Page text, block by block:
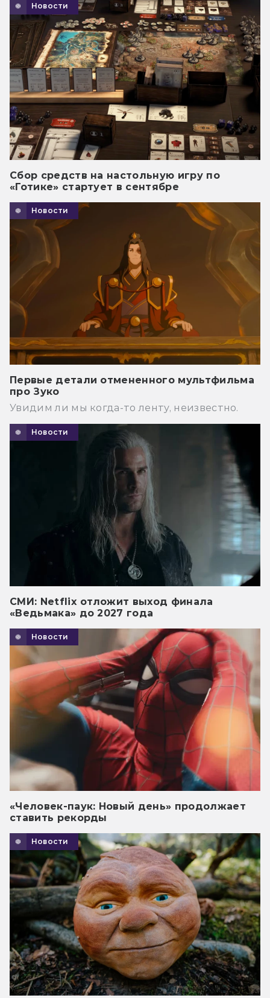
Новости
Сбор средств на настольную игру по
«Готике» стартует в сентябре
Новости
Первые детали отмененного мультфильма
про Зуко
Увидим ли мы когда-то ленту, неизвестно.
Новости
СМИ: Netflix отложит выход финала
«Ведьмака» до 2027 года
Новости
«Человек-паук: Новый день» продолжает
ставить рекорды
Новости